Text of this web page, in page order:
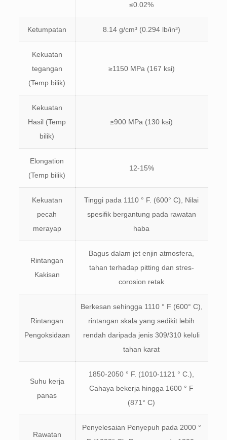
≤0.02%
Ketumpatan 8.14 g/cm³ (0.294 lb/in³)
Kekuatan
tegangan
(Temp bilik)
≥1150 MPa (167 ksi)
Kekuatan
Hasil (Temp
bilik)
≥900 MPa (130 ksi)
Elongation
(Temp bilik)
12-15%
Kekuatan
pecah
merayap
Tinggi pada 1110 ° F. (600° C), Nilai
spesifik bergantung pada rawatan
haba
Rintangan
Kakisan
Bagus dalam jet enjin atmosfera,
tahan terhadap pitting dan stres-
corosion retak
Rintangan
Pengoksidaan
Berkesan sehingga 1110 ° F (600° C),
rintangan skala yang sedikit lebih
rendah daripada jenis 309/310 keluli
tahan karat
Suhu kerja
panas
1850-2050 ° F. (1010-1121 ° C.),
Cahaya bekerja hingga 1600 ° F
(871° C)
Rawatan
Penyelesaian Penyepuh pada 2000 °